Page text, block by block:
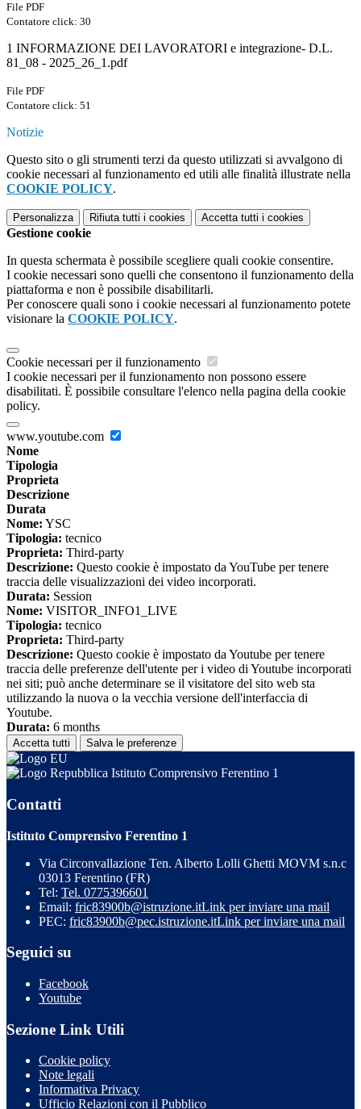
File PDF
Contatore click: 30
1 INFORMAZIONE DEI LAVORATORI e integrazione- D.L.
81_08 - 2025_26_1.pdf
File PDF
Contatore click: 51
Notizie
Questo sito o gli strumenti terzi da questo utilizzati si avvalgono di
cookie necessari al funzionamento ed utili alle finalità illustrate nella
COOKIE POLICY.
Personalizza Rifiuta tutti i cookies Accetta tutti i cookies
Gestione cookie
In questa schermata è possibile scegliere quali cookie consentire.
I cookie necessari sono quelli che consentono il funzionamento della
piattaforma e non è possibile disabilitarli.
Per conoscere quali sono i cookie necessari al funzionamento potete
visionare la COOKIE POLICY.
Cookie necessari per il funzionamento
I cookie necessari per il funzionamento non possono essere
disabilitati. È possibile consultare l'elenco nella pagina della cookie
policy.
www.youtube.com
Nome
Tipologia
Proprieta
Descrizione
Durata
Nome: YSC
Tipologia: tecnico
Proprieta: Third-party
Descrizione: Questo cookie è impostato da YouTube per tenere
traccia delle visualizzazioni dei video incorporati.
Durata: Session
Nome: VISITOR_INFO1_LIVE
Tipologia: tecnico
Proprieta: Third-party
Descrizione: Questo cookie è impostato da Youtube per tenere
traccia delle preferenze dell'utente per i video di Youtube incorporati
nei siti; può anche determinare se il visitatore del sito web sta
utilizzando la nuova o la vecchia versione dell'interfaccia di
Youtube.
Durata: 6 months
Accetta tutti Salva le preferenze
Istituto Comprensivo Ferentino 1
Contatti
Istituto Comprensivo Ferentino 1
Via Circonvallazione Ten. Alberto Lolli Ghetti MOVM s.n.c
03013 Ferentino (FR)
Tel: Tel. 0775396601
Email: fric83900b@istruzione.itLink per inviare una mail
PEC: fric83900b@pec.istruzione.itLink per inviare una mail
Seguici su
Facebook
Youtube
Sezione Link Utili
Cookie policy
Note legali
Informativa Privacy
Ufficio Relazioni con il Pubblico